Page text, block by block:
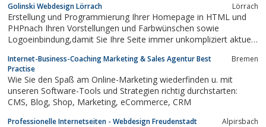
Golinski Webdesign Lörrach Lörrach
Erstellung und Programmierung Ihrer Homepage in HTML und
PHPnach Ihren Vorstellungen und Farbwünschen sowie
Logoeinbindung,damit Sie Ihre Seite immer unkompliziert aktuell
empfehlenswerteinteraktive Module.Suchmaschinenoptimierung
und AnmeldungIhrer Seite bei...
Internet-Business-Coaching Marketing & Sales Agentur Best
Practise
Bremen
Wie Sie den Spaß am Online-Marketing wiederfinden u. mit
unseren Software-Tools und Strategien richtig durchstarten:
CMS, Blog, Shop, Marketing, eCommerce, CRM
Professionelle Internetseiten - Webdesign Freudenstadt Alpirsbach